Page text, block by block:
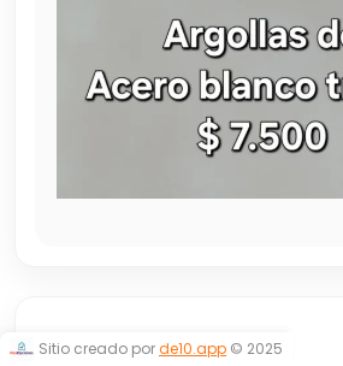
ARGOLLAS
Sitio creado porde10.app © 2025